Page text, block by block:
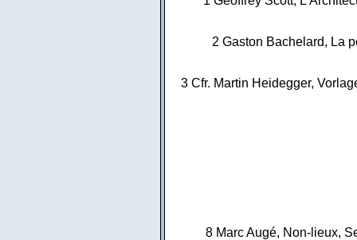
2 Gaston Bachelard, La
3 Cfr. Martin Heidegger,
8 Marc Augé, Non-lieux,